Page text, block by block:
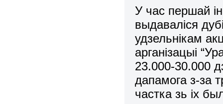
У час першай
выдаваліся
удзельнікам
арганізацыі
23.000-30.000
дапамога з-за
частка зь іх